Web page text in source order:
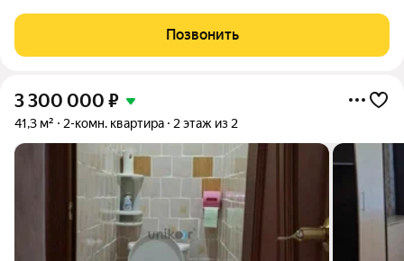
Позвонить
3 300 000 ₽
41,3 м² 2-комн. квартира 2 этаж из 2